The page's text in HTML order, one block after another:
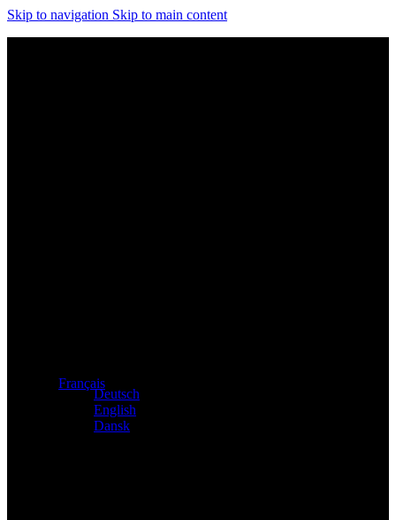
Skip to navigation Skip to main content
Français
Deutsch
English
Dansk